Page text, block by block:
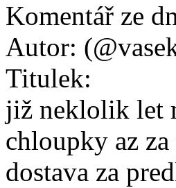
Komentář ze
Autor:
Titulek:
již neklolik let
chloupky az
dostava za